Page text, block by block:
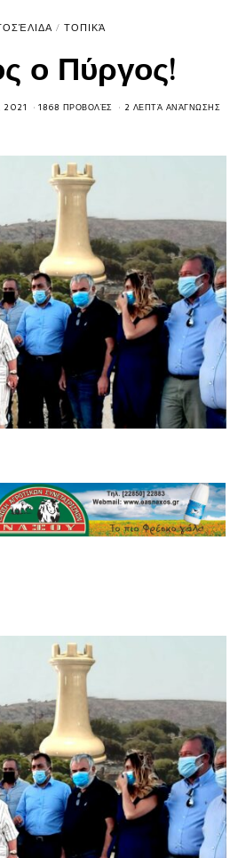
/ ΤΟΠΙΚΆ
ο Πύργος!
2021 1868 ΠΡΟΒΟΛΈΣ 2 ΛΕΠΤΆ ΑΝΆΓΝΩΣΗΣ